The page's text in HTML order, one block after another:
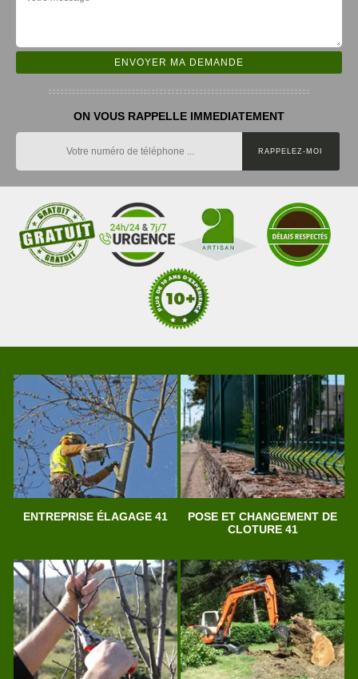
ON VOUS RAPPELLE IMMEDIATEMENT
ENTREPRISE ÉLAGAGE 41
POSE ET CHANGEMENT DE
CLOTURE 41